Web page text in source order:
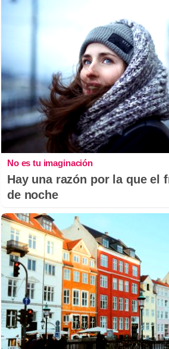
No es tu imaginación
Hay una razón por la que el
de noche